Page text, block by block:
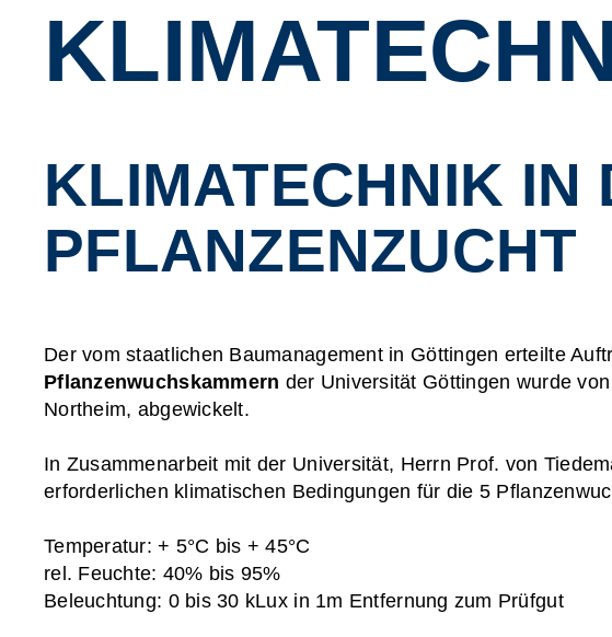
KLIMATECHNIK IN
PFLANZENZUCHT
Der vom staatlichen Baumanagement in Göttingen erteilte
Pflanzenwuchskammern der Universität Göttingen wurde
Northeim, abgewickelt.
In Zusammenarbeit mit der Universität, Herrn Prof. von
erforderlichen klimatischen Bedingungen für die 5
Temperatur: + 5°C bis + 45°C
rel. Feuchte: 40% bis 95%
Beleuchtung: 0 bis 30 kLux in 1m Entfernung zum Prüfgut